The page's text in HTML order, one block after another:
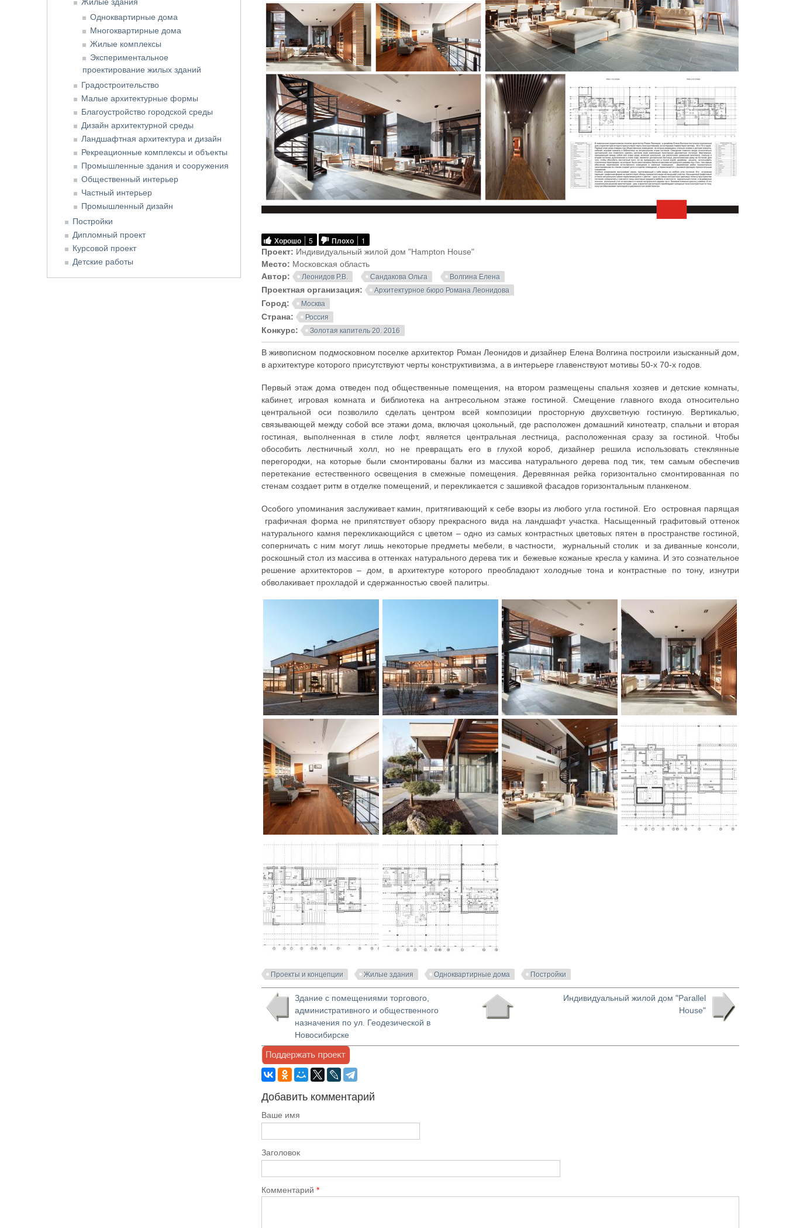
Хорошо 5 Плохо 1
Проект: Индивидуальный жилой дом "Hampton House"
Место: Московская область
Автор:
Леонидов Р.В. Сандакова Ольга Волгина Елена
Проектная организация: Архитектурное бюро Романа Леонидова
Город: Москва
Страна: Россия
Конкурс: Золотая капитель 20. 2016
В живописном подмосковном поселке архитектор Роман Леонидов и дизайнер Елена Волгина построили изысканный дом,
в архитектуре которого присутствуют черты конструктивизма, а в интерьере главенствуют мотивы 50-х 70-х годов.
Первый этаж дома отведен под общественные помещения, на втором размещены спальня хозяев и детские комнаты,
кабинет, игровая комната и библиотека на антресольном этаже гостиной. Смещение главного входа относительно
центральной оси позволило сделать центром всей композиции просторную двухсветную гостиную. Вертикалью,
связывающей между собой все этажи дома, включая цокольный, где расположен домашний кинотеатр, спальни и вторая
гостиная, выполненная в стиле лофт, является центральная лестница, расположенная сразу за гостиной. Чтобы
обособить лестничный холл, но не превращать его в глухой короб, дизайнер решила использовать стеклянные
перегородки, на которые были смонтированы балки из массива натурального дерева под тик, тем самым обеспечив
перетекание естественного освещения в смежные помещения. Деревянная рейка горизонтально смонтированная по
стенам создает ритм в отделке помещений, и перекликается с зашивкой фасадов горизонтальным планкеном.
Особого упоминания заслуживает камин, притягивающий к себе взоры из любого угла гостиной. Его островная парящая
графичная форма не припятствует обзору прекрасного вида на ландшафт участка. Насыщенный графитовый оттенок
натурального камня перекликающийся с цветом – одно из самых контрастных цветовых пятен в пространстве гостиной,
соперничать с ним могут лишь некоторые предметы мебели, в частности, журнальный столик и за диванные консоли,
роскошный стол из массива в оттенках натурального дерева тик и бежевые кожаные кресла у камина. И это сознательное
решение архитекторов – дом, в архитектуре которого преобладают холодные тона и контрастные по тону, изнутри
обволакивает прохладой и сдержанностью своей палитры.
Проекты и концепции Жилые здания Одноквартирные дома Постройки
Здание с помещениями торгового,
административного и общественного
назначения по ул. Геодезической в
Новосибирске
Индивидуальный жилой дом "Parallel
House"
Добавить комментарий
Ваше имя
Заголовок
Комментарий*
Одноквартирные дома
Многоквартирные дома
Жилые комплексы
Экспериментальное
проектирование жилых зданий
Градостроительство
Малые архитектурные формы
Благоустройство городской среды
Дизайн архитектурной среды
Ландшафтная архитектура и дизайн
Рекреационные комплексы и объекты
Промышленные здания и сооружения
Общественный интерьер
Частный интерьер
Промышленный дизайн
Постройки
Дипломный проект
Курсовой проект
Детские работы